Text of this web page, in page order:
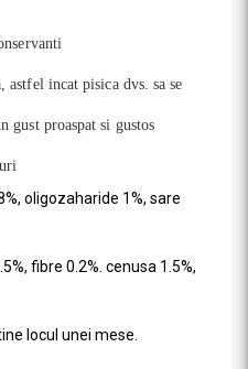
incat pisica dvs. sa se
gust proaspat si gustos
oligozaharide 1%, sare
fibre 0.2%. cenusa 1.5%,
locul unei mese.